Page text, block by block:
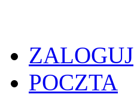
ZALOGUJ
POCZTA